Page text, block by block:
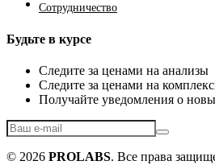
Сотрудничество
Будьте в курсе
Следите за ценами на анализы
Следите за ценами на
Получайте уведомления о
© 2026 PROLABS. Все права